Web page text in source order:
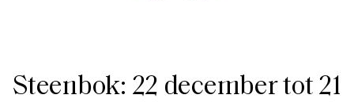
Steenbok: 22 december tot 21